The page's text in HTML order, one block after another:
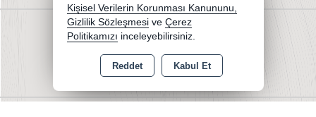
Kişisel Verilerin Korunması Kanununu,
Gizlilik Sözleşmesi ve Çerez
Politikamızı inceleyebilirsiniz.
Reddet Kabul Et